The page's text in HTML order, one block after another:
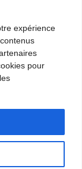
expérience
pour
vous
en